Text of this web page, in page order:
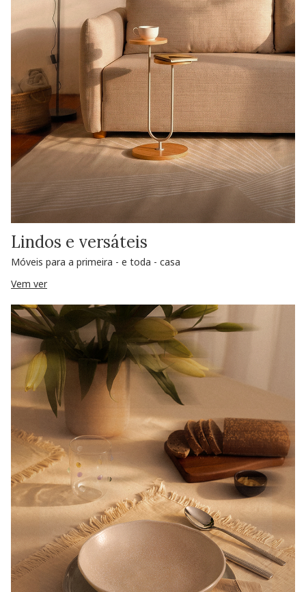
Lindos e versáteis
Móveis para a primeira - e toda - casa
Vem ver